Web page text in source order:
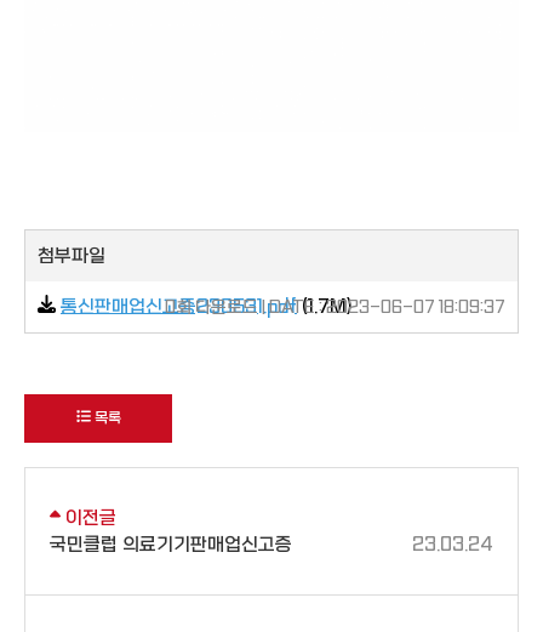
첨부파일
통신판매업신고증230531.pdf(1.7M)
0회 다운로드 | DATE : 2023-06-07 18:09:37
목록
이전글
국민클럽 의료기기판매업신고증
23.03.24